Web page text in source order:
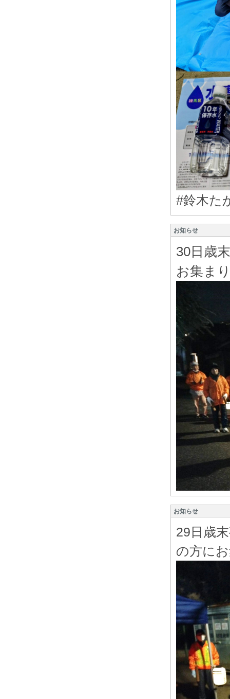
#鈴木た
お知らせ
30日歳
お集ま
お知らせ
29日歳
の方に